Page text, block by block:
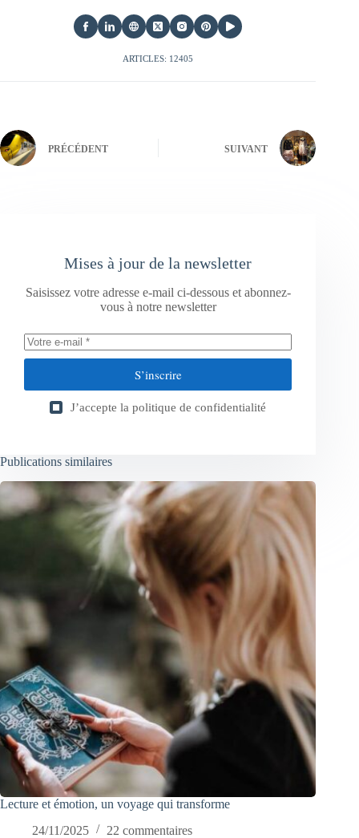
ARTICLES: 12405
PRÉCÉDENT SUIVANT
Mises à jour de la newsletter
Saisissez votre adresse e-mail ci-dessous et abonnez-
vous à notre newsletter
S’inscrire
J’accepte la politique de confidentialité
Publications similaires
Lecture et émotion, un voyage qui transforme
24/11/2025
22 commentaires